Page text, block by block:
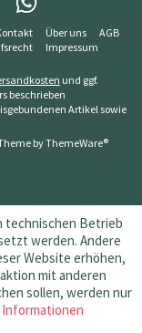
Über uns
AGB
Impressum
und ggf.
beschrieben
Artikel sowie
byThemeWare®
technischen Betrieb
werden. Andere
Website erhöhen,
mit anderen
sollen, werden nur
Informationen